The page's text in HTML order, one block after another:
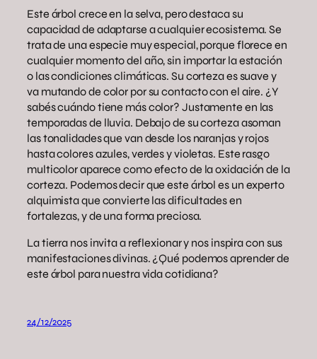
Este árbol crece en la selva, pero destaca su
capacidad de adaptarse a cualquier ecosistema. Se
trata de una especie muy especial, porque florece en
cualquier momento del año, sin importar la estación
o las condiciones climáticas. Su corteza es suave y
va mutando de color por su contacto con el aire. ¿Y
sabés cuándo tiene más color? Justamente en las
temporadas de lluvia. Debajo de su corteza asoman
las tonalidades que van desde los naranjas y rojos
hasta colores azules, verdes y violetas. Este rasgo
multicolor aparece como efecto de la oxidación de la
corteza. Podemos decir que este árbol es un experto
alquimista que convierte las dificultades en
fortalezas, y de una forma preciosa.
La tierra nos invita a reflexionar y nos inspira con sus
manifestaciones divinas. ¿Qué podemos aprender de
este árbol para nuestra vida cotidiana?
24/12/2025